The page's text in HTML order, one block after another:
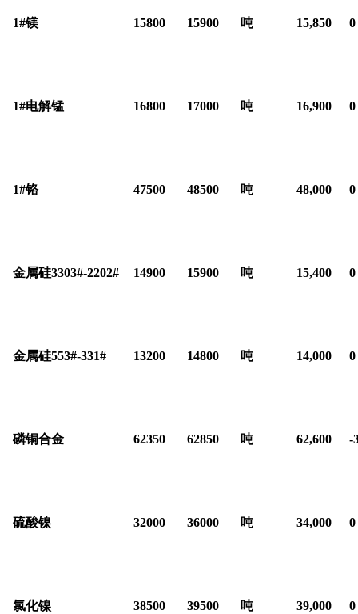
1#镁 15800 15900 吨 15,850 0
1#电解锰 16800 17000 吨 16,900 0
1#铬 47500 48500 吨 48,000 0
金属硅3303#-2202# 14900 15900 吨 15,400 0
金属硅553#-331# 13200 14800 吨 14,000 0
磷铜合金 62350 62850 吨 62,600 -
硫酸镍 32000 36000 吨 34,000 0
氯化镍 38500 39500 吨 39,000 0